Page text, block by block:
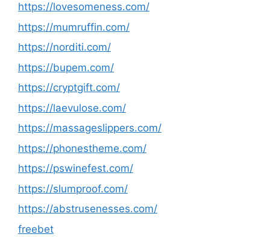
https://lovesomeness.com/
https://mumruffin.com/
https://norditi.com/
https://bupem.com/
https://cryptgift.com/
https://laevulose.com/
https://massageslippers.com/
https://phonestheme.com/
https://pswinefest.com/
https://slumproof.com/
https://abstrusenesses.com/
freebet